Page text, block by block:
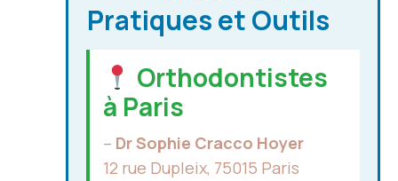
Pratiques et Outils
Orthodontistes
à Paris
– Dr Sophie Cracco Hoyer
12 rue Dupleix, 75015 Paris